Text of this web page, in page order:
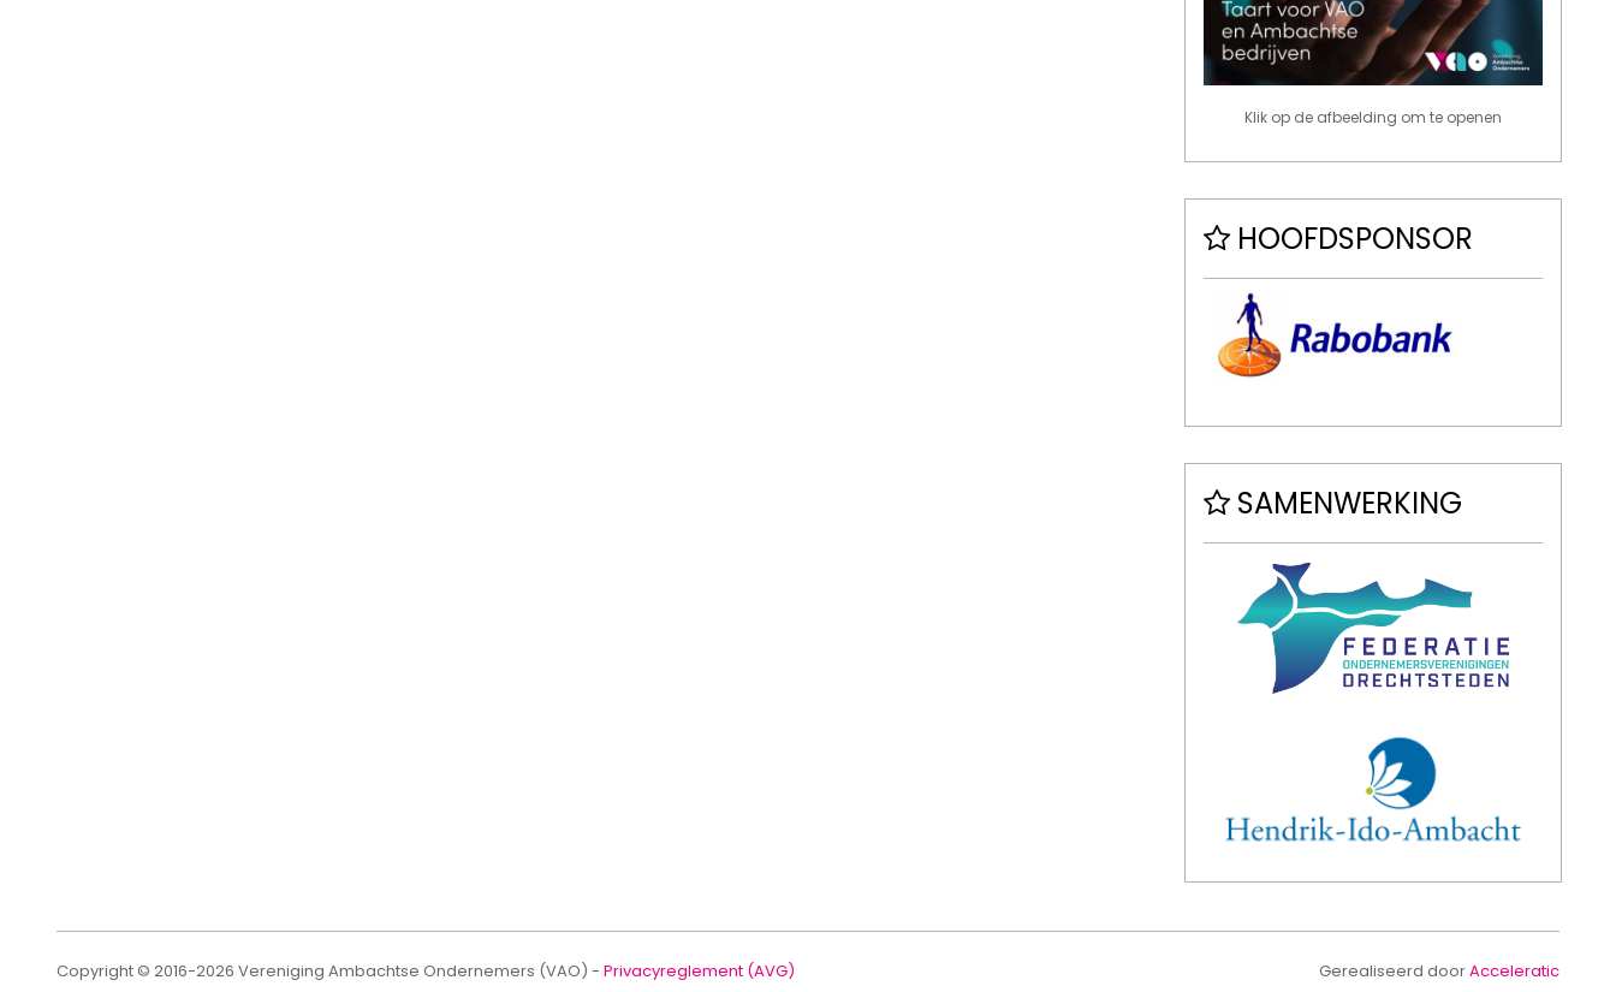
Klik op de afbeelding om te openen
HOOFDSPONSOR
SAMENWERKING
Copyright © 2016-2026 Vereniging Ambachtse Ondernemers (VAO) - Privacyreglement (AVG) Gerealiseerd doorAcceleratic